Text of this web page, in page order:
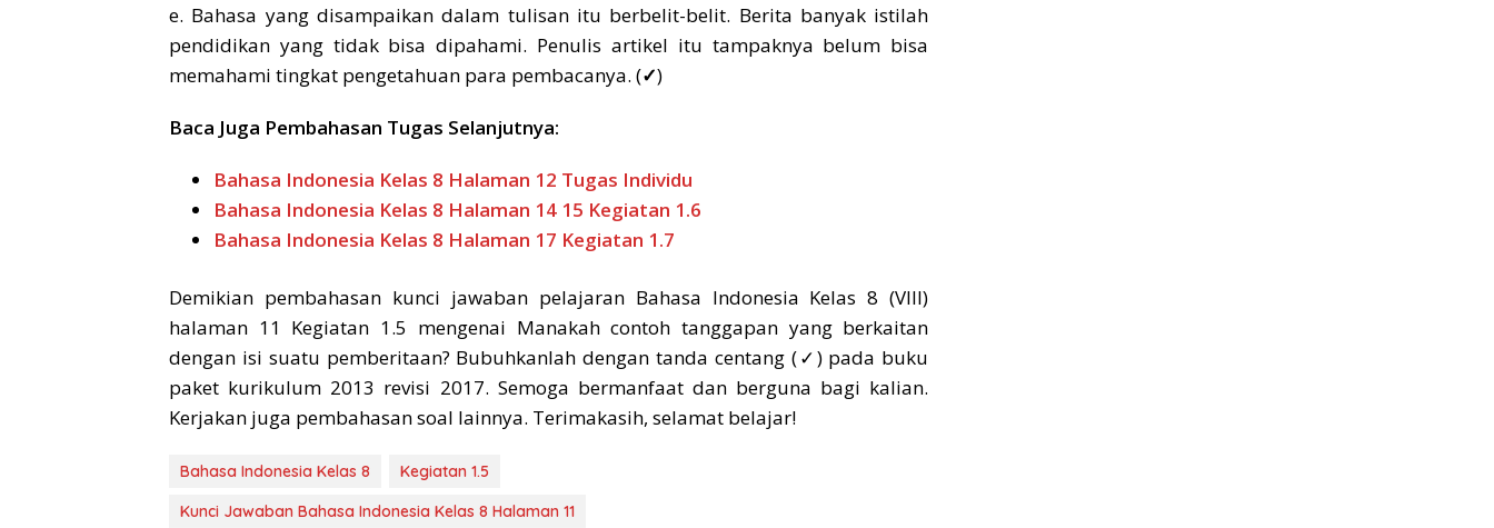
e. Bahasa yang disampaikan dalam tulisan itu berbelit-belit. Berita banyak istilah
pendidikan yang tidak bisa dipahami. Penulis artikel itu tampaknya belum bisa
memahami tingkat pengetahuan para pembacanya. (✓)
Baca Juga Pembahasan Tugas Selanjutnya:
Bahasa Indonesia Kelas 8 Halaman 12 Tugas Individu
Bahasa Indonesia Kelas 8 Halaman 14 15 Kegiatan 1.6
Bahasa Indonesia Kelas 8 Halaman 17 Kegiatan 1.7
Demikian pembahasan kunci jawaban pelajaran Bahasa Indonesia Kelas 8 (VIII)
halaman 11 Kegiatan 1.5 mengenai Manakah contoh tanggapan yang berkaitan
dengan isi suatu pemberitaan? Bubuhkanlah dengan tanda centang (✓) pada buku
paket kurikulum 2013 revisi 2017. Semoga bermanfaat dan berguna bagi kalian.
Kerjakan juga pembahasan soal lainnya. Terimakasih, selamat belajar!
Bahasa Indonesia Kelas 8
Kegiatan 1.5
Kunci Jawaban Bahasa Indonesia Kelas 8 Halaman 11